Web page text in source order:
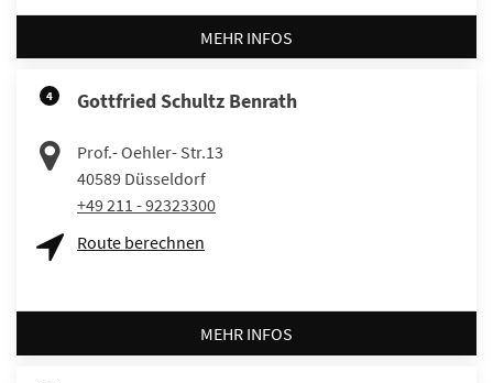
MEHR INFOS
4 Gottfried Schultz Benrath
Prof.- Oehler- Str.13
40589 Düsseldorf
+49 211 - 92323300
Route berechnen
MEHR INFOS